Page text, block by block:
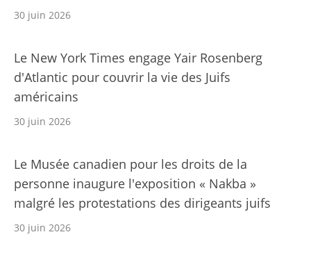
30 juin 2026
Le New York Times engage Yair Rosenberg
d'Atlantic pour couvrir la vie des Juifs
américains
30 juin 2026
Le Musée canadien pour les droits de la
personne inaugure l'exposition « Nakba »
malgré les protestations des dirigeants juifs
30 juin 2026